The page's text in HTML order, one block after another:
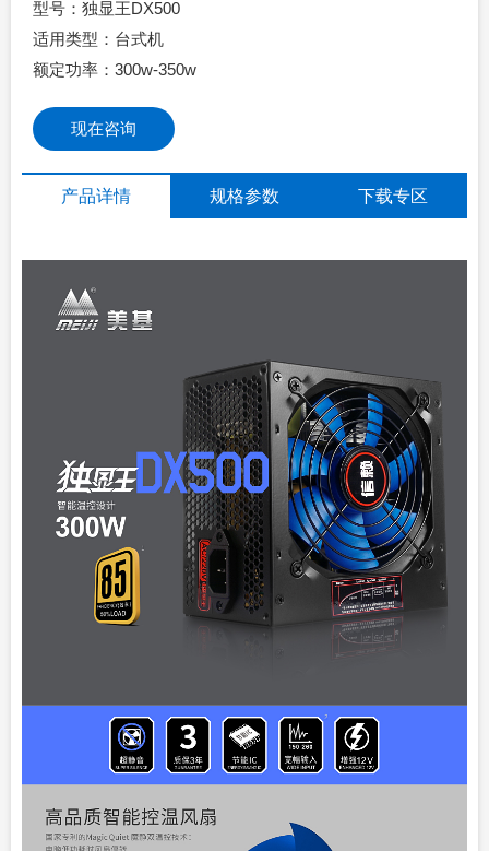
型号：独显王DX500
适用类型：台式机
额定功率：300w-350w
现在咨询
产品详情 规格参数 下载专区